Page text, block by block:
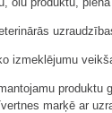
izmeklējumu
produktu
marķē ar